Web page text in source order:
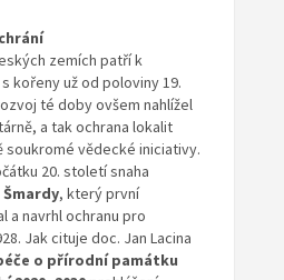
zemích patří k
kořeny už od poloviny 19.
té doby ovšem nahlížel
a tak ochrana lokalit
soukromé vědecké iniciativy.
20. století snaha
, který první
a navrhl ochranu pro
Jak cituje doc. Jan Lacina
o přírodní památku